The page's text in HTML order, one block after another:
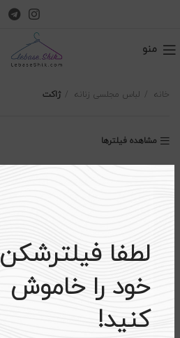
لطفا فیلترشکن
خود را خاموش
کنید!
منو
خانه لباس مجلسی زنانه ژاکت
مشاهده فیلترها
ژاکت زنانه بهمراه کمربند کد
PA1409